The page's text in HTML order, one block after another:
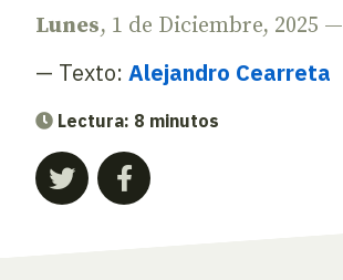
Lunes, 1 de Diciembre, 2025 —
— Texto: Alejandro Cearreta
Lectura: 8 minutos